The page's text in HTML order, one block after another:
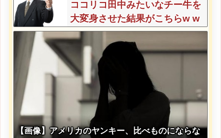
ココリコ田中みたいなチー牛を
大変身させた結果がこちらw w
w w w w w w w w w
【画像】アメリカのヤンキー、比べものにならな